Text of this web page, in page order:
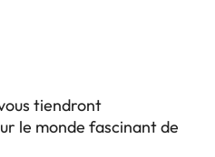
tiendront
le monde fascinant de